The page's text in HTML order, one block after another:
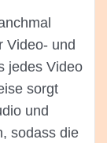
Video- und
jedes Video
sorgt
und
sodass die